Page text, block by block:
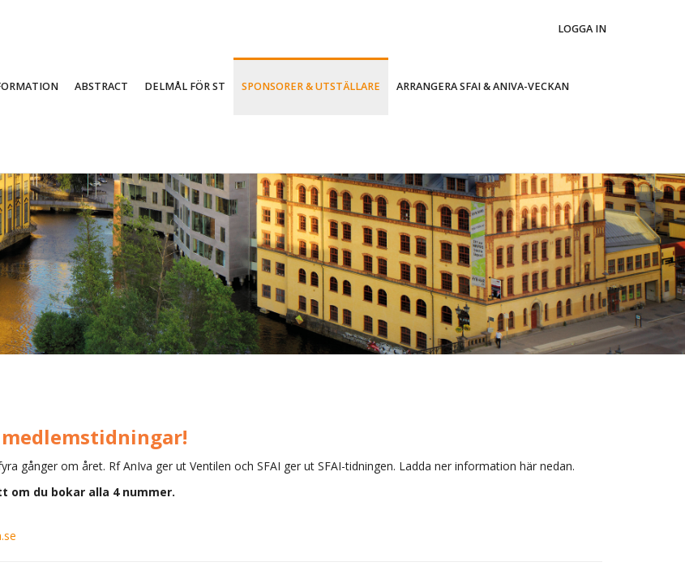
LOGGA IN
ABSTRACT DELMÅL FÖR ST SPONSORER & UTSTÄLLARE ARRANGERA SFAI & ANIVA-VECKAN
gånger om året. Rf AnIva ger ut Ventilen och SFAI ger ut SFAI-tidningen. Ladda ner information här nedan.
om du bokar alla 4 nummer.